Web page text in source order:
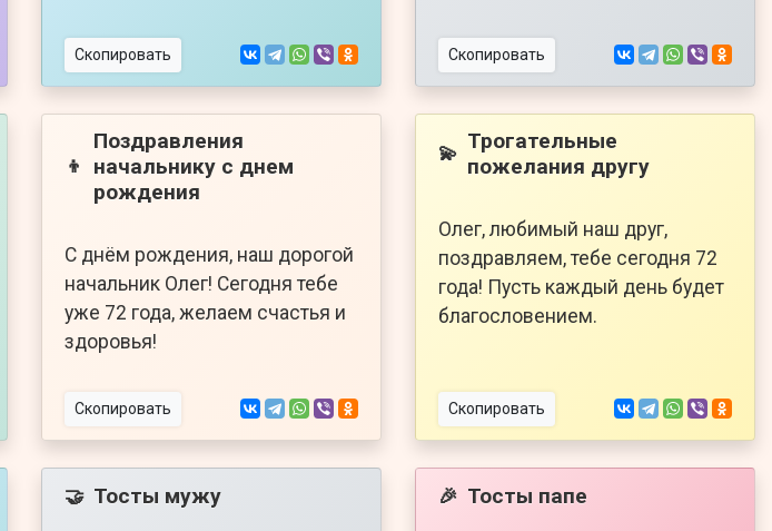
Скопировать Скопировать
👦
Поздравления
начальнику с днем
рождения
С днём рождения, наш дорогой
начальник Олег! Сегодня тебе
уже 72 года, желаем счастья и
здоровья!
Скопировать
💫 Трогательные
пожелания другу
Олег, любимый наш друг,
поздравляем, тебе сегодня 72
года! Пусть каждый день будет
благословением.
Скопировать
🤝 Тосты мужу 🎉 Тосты папе